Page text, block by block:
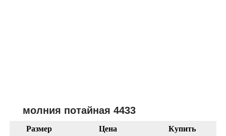
молния потайная 4433
Размер Цена
Купить